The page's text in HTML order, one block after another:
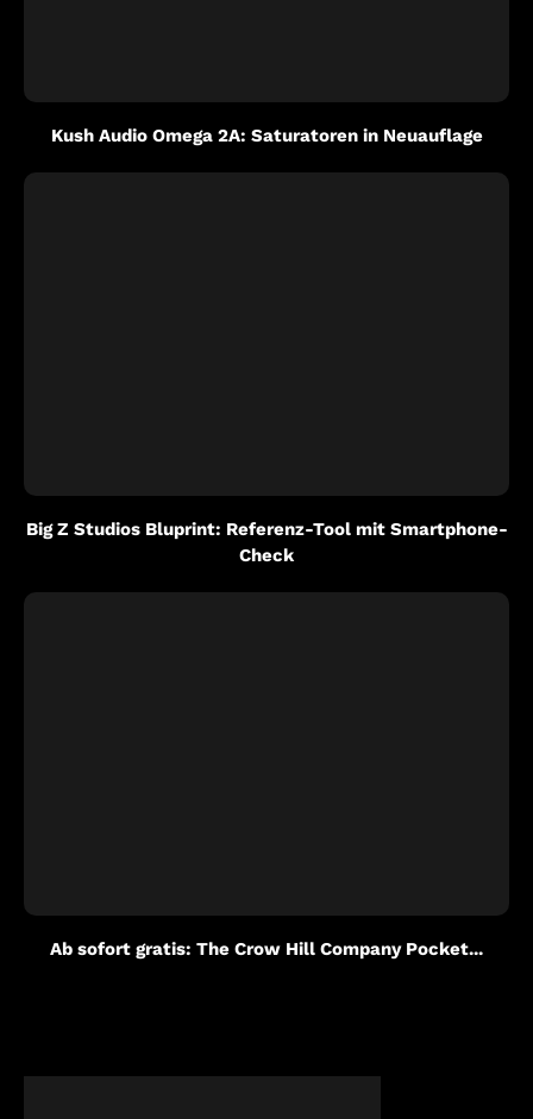
Kush Audio Omega 2A: Saturatoren in Neuauflage
Big Z Studios Bluprint: Referenz-Tool mit Smartphone-
Check
Ab sofort gratis: The Crow Hill Company Pocket...